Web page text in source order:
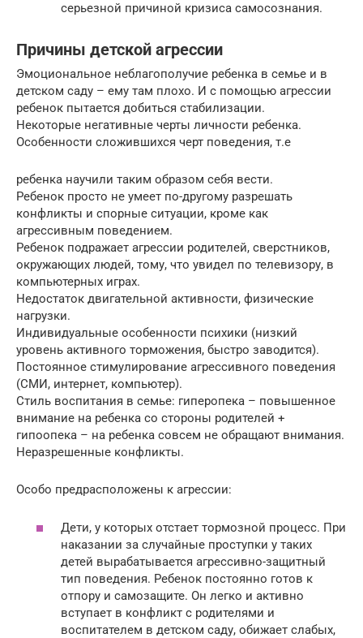
серьезной причиной кризиса самосознания.
Причины детской агрессии
Эмоциональное неблагополучие ребенка в семье и в
детском саду – ему там плохо. И с помощью агрессии
ребенок пытается добиться стабилизации.
Некоторые негативные черты личности ребенка.
Особенности сложившихся черт поведения, т.е
ребенка научили таким образом себя вести.
Ребенок просто не умеет по-другому разрешать
конфликты и спорные ситуации, кроме как
агрессивным поведением.
Ребенок подражает агрессии родителей, сверстников,
окружающих людей, тому, что увидел по телевизору, в
компьютерных играх.
Недостаток двигательной активности, физические
нагрузки.
Индивидуальные особенности психики (низкий
уровень активного торможения, быстро заводится).
Постоянное стимулирование агрессивного поведения
(СМИ, интернет, компьютер).
Стиль воспитания в семье: гиперопека – повышенное
внимание на ребенка со стороны родителей +
гипоопека – на ребенка совсем не обращают внимания.
Неразрешенные конфликты.
Особо предрасположены к агрессии:
Дети, у которых отстает тормозной процесс. При
наказании за случайные проступки у таких
детей вырабатывается агрессивно-защитный
тип поведения. Ребенок постоянно готов к
отпору и самозащите. Он легко и активно
вступает в конфликт с родителями и
воспитателем в детском саду, обижает слабых,